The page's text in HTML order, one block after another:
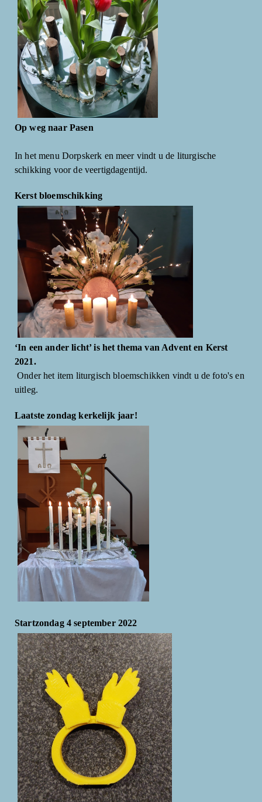
Op weg naar Pasen
In het menu Dorpskerk en meer vindt u de liturgische
schikking voor de veertigdagentijd.
Kerst bloemschikking
‘In een ander licht’ is het thema van Advent en Kerst
2021.
Onder het item liturgisch bloemschikken vindt u de foto's en
uitleg.
Laatste zondag kerkelijk jaar!
Startzondag 4 september 2022